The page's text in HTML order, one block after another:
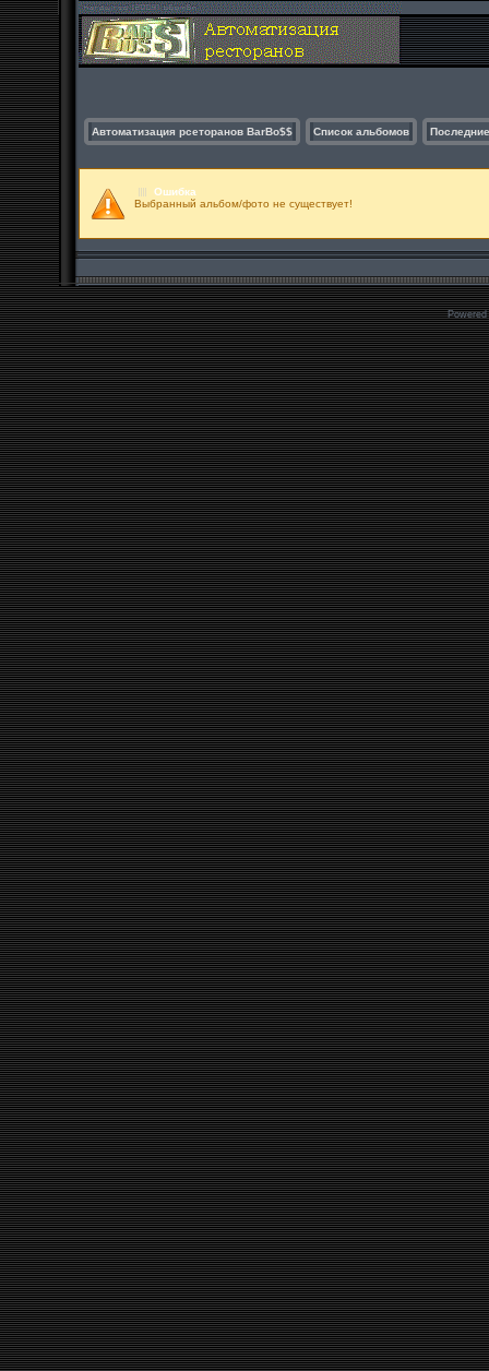
Автоматизация рсеторанов BarBo$$ Список альбомов
Ошибка
Выбранный альбом/фото не существует!